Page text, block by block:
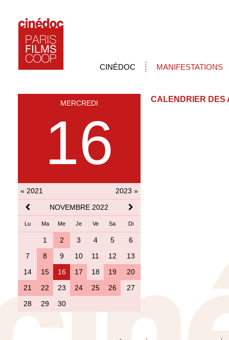
CINÉDOC MANIFESTATIONS
MERCREDI
16
« 2021
2023 »
NOVEMBRE 2022
Lu Ma Me Je Ve Sa Di
1 2 3 4 5
6
7
8 9 10 11 12
13
14
15 16 17 18 19
20
21
22 23 24 25 26
27
28
29 30
CALENDRIER DES